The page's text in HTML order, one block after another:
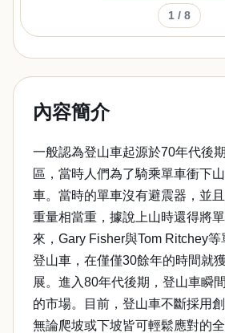
1 / 8
內容簡介
一般認為登山車起源於70年代後
區，當時人們為了騎乘單車衝下
車。當時的單車沒有避震器，並
重量相當重，據說上山時還得將
來，Gary Fisher與Tom Ritchey
登山車，在僅僅30餘年的時間就
展。進入80年代後期，登山車瞬
的市場。目前，登山車不斷採用
無論爬坡或下坡皆可輕鬆應對的